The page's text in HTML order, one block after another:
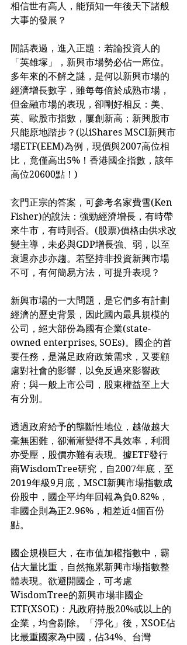
相信世有高人，能預知一年後天下諸般
大事的發展？
閒話表過，進入正題：若論投資人的
「英雄塚」，新興市場勢必佔一席位。
多年來的不解之謎，是何以新興市場的
經濟增長數字，雖每每倍於成熟市場，
但金融市場的表現，卻剛好相反：美、
英、歐股市指數，屢創新高；新興股市
只能原地踏步？(以iShares MSCI新興市
場ETF(EEM)為例，現價與2007高位相
比，竟僅高出5%！香港國企指數，該年
高位20600點！)
玄門正宗的答案，可參考名家費雪(Ken
Fisher)的說法：強勁經濟增長，有時帶
來牛市，有時則否。(股票)價格由供求改
變主導，未必與GDP增長強、弱，以至
衰退亦步亦趨。若堅持非投資新興市場
不可，有何簡易方法，可提升表現？
新興市場的一大問題，是它們多有計劃
經濟的歷史背景，因此國內最具規模的
公司，絕大部份為國有企業(state-
owned enterprises, SOEs)。國企的首
要任務，是滿足政府政策需求，又要顧
慮對社會的影響，以免反過來影響政
府；與一般上市公司，股東權益至上大
有分別。
透過政府給予的壟斷性地位，越做越大
毫無困難，卻漸漸變得不具效率，利潤
亦受壓，股價亦難有表現。據ETF發行
商WisdomTree研究，自2007年底，至
2019年級9月底，MSCI新興市場指數成
份股中，國企平均年回報為負0.82%，
非國企則為正2.96%，相差近4個百份
點。
國企規模巨大，在市值加權指數中，霸
佔大量比重，自然拖累新興市場指數整
體表現。欲避開國企，可考慮
WisdomTree的新興市場非國企
ETF(XSOE)：凡政府持股20%或以上的
企業，均會剔除。「淨化」後，XSOE佔
比最重國家為中國，佔34%、台灣